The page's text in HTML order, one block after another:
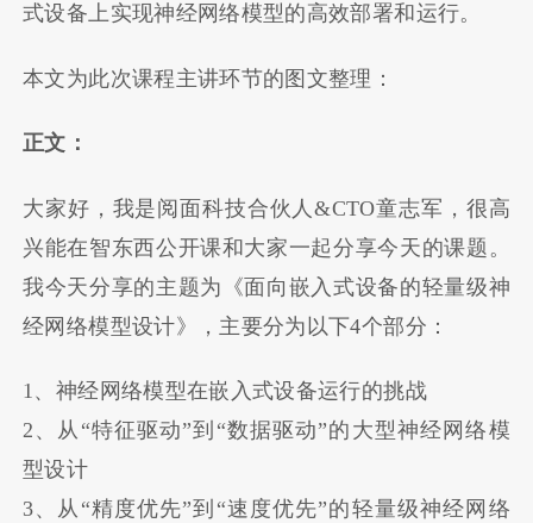
式设备上实现神经网络模型的高效部署和运行。
本文为此次课程主讲环节的图文整理：
正文：
大家好，我是阅面科技合伙人&CTO童志军，很高
兴能在智东西公开课和大家一起分享今天的课题。
我今天分享的主题为《面向嵌入式设备的轻量级神
经网络模型设计》，主要分为以下4个部分：
1、神经网络模型在嵌入式设备运行的挑战
2、从“特征驱动”到“数据驱动”的大型神经网络模
型设计
3、从“精度优先”到“速度优先”的轻量级神经网络